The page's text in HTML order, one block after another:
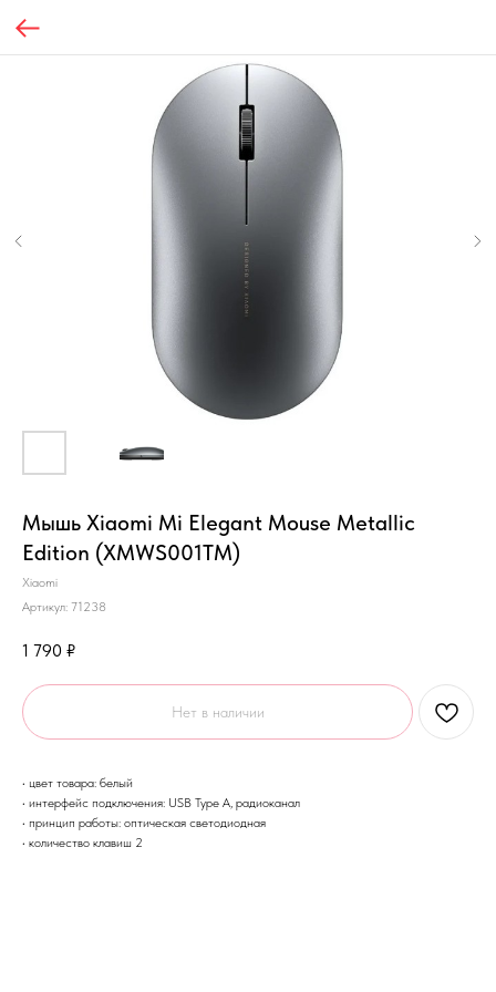
Мышь Xiaomi Mi Elegant Mouse Metallic
Edition (XMWS001TM)
Xiaomi
Артикул: 71238
1 790 ₽
Нет в наличии
• цвет товара: белый
• интерфейс подключения: USB Type A, радиоканал
• принцип работы: оптическая светодиодная
• количество клавиш 2